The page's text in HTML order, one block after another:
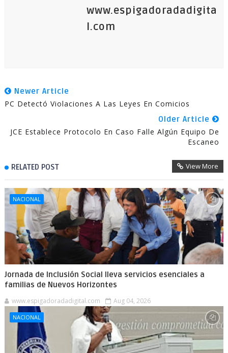
www.espigadoradadigita
l.com
Newer Article
PC Detectó Violaciones A Las Leyes En Comicios
Older Article
JCE Establece Protocolo En Caso Falle Algún Equipo De
Escaneo
RELATED POST View More
NACIONAL
Jornada de Inclusión Social lleva servicios esenciales a
familias de Nuevos Horizontes
www.espigadoradadigital.com Aug 04, 2026
NACIONAL